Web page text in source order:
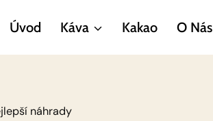
Úvod Káva Kakao O Nás
náhrady